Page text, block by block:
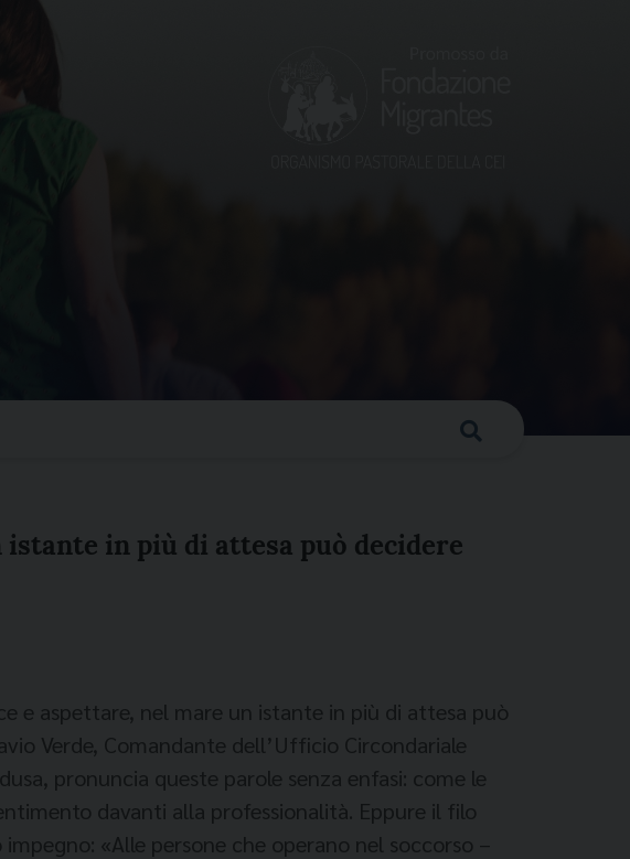
in più di attesa può decidere
e aspettare, nel mare un istante in più di attesa può
Verde, Comandante dell’Ufficio Circondariale
pronuncia queste parole senza enfasi: come le
davanti alla professionalità. Eppure il filo
«Alle persone che operano nel soccorso –